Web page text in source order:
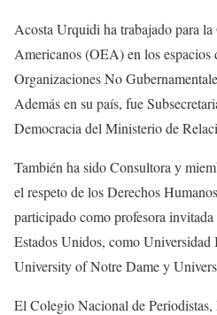
Acosta Urquidi ha trabajado para
Americanos (OEA) en los espacios
Organizaciones No
Además en su país, fue
Democracia del Ministerio de
También ha sido Consultora y
el respeto de los Derechos
participado como profesora
Estados Unidos, como
University of Notre Dame y
El Colegio Nacional de